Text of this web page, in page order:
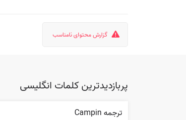
گزارش محتوای نامناسب
پربازدیدترین کلمات انگلیسی
ترجمه Campin